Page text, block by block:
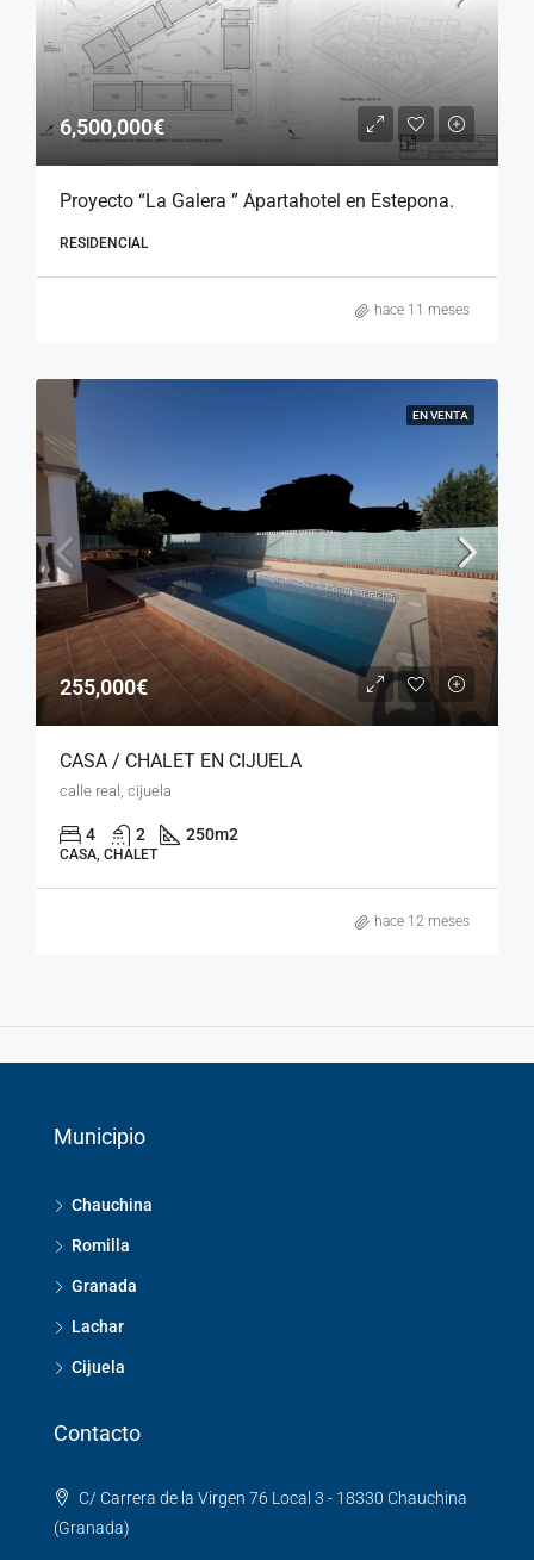
6,500,000€
Proyecto “La Galera ” Apartahotel en Estepona.
RESIDENCIAL
hace 11 meses
EN VENTA
255,000€
CASA / CHALET EN CIJUELA
calle real, cijuela
4 2 250m2
CASA, CHALET
hace 12 meses
Municipio
Chauchina
Romilla
Granada
Lachar
Cijuela
Contacto
C/ Carrera de la Virgen 76 Local 3 - 18330 Chauchina
(Granada)